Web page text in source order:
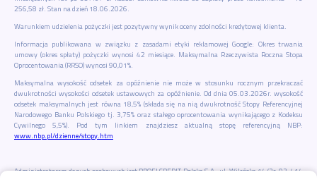
256,58 zł. Stan na dzień 18.06.2026.
Warunkiem udzielenia pożyczki jest pozytywny wynik oceny zdolności kredytowej klienta.
Informacja publikowana w związku z zasadami etyki reklamowej Google: Okres trwania
umowy (okres spłaty) pożyczki wynosi 42 miesiące. Maksymalna Rzeczywista Roczna Stopa
Oprocentowania (RRSO) wynosi 90,01%.
Maksymalna wysokość odsetek za opóźnienie nie może w stosunku rocznym przekraczać
dwukrotności wysokości odsetek ustawowych za opóźnienie. Od dnia 05.03.2026r. wysokość
odsetek maksymalnych jest równa 18,5% (składa się na nią dwukrotność Stopy Referencyjnej
Narodowego Banku Polskiego tj. 3,75% oraz stałego oprocentowania wynikającego z Kodeksu
Cywilnego 5,5%). Pod tym linkiem znajdziesz aktualną stopę referencyjną NBP:
www.nbp.pl/dzienne/stopy.htm
Administratorem danych osobowych jest PROFI CREDIT Polska S.A., ul. Wileńska 14/2c, 03-414